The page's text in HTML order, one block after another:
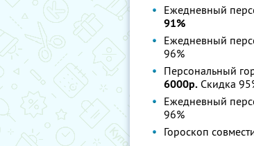
Ежедневный
91%
Ежедневный
96%
Персональный
6000р. Скидка
Ежедневный
96%
Гороскоп